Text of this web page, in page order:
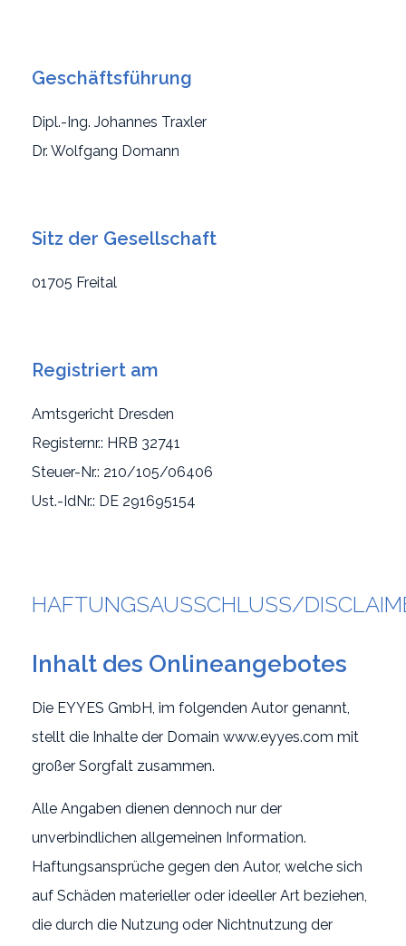
Geschäftsführung
Dipl.-Ing. Johannes Traxler
Dr. Wolfgang Domann
Sitz der Gesellschaft
01705 Freital
Registriert am
Amtsgericht Dresden
Registernr.: HRB 32741
Steuer-Nr.: 210/105/06406
Ust.-IdNr.: DE 291695154
HAFTUNGSAUSSCHLUSS/
Inhalt des Onlineangebotes
Die EYYES GmbH, im folgenden Autor genannt,
stellt die Inhalte der Domain www.eyyes.com mit
großer Sorgfalt zusammen.
Alle Angaben dienen dennoch nur der
unverbindlichen allgemeinen Information.
Haftungsansprüche gegen den Autor, welche sich
auf Schäden materieller oder ideeller Art beziehen,
die durch die Nutzung oder Nichtnutzung der